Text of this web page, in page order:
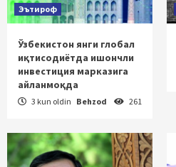
Эътироф
Ўзбекистон янги глобал
иқтисодиётда ишончли
инвестиция марказига
айланмоқда
3 kun oldin Behzod 261